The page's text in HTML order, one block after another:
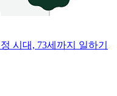
시대, 73세까지 일하기